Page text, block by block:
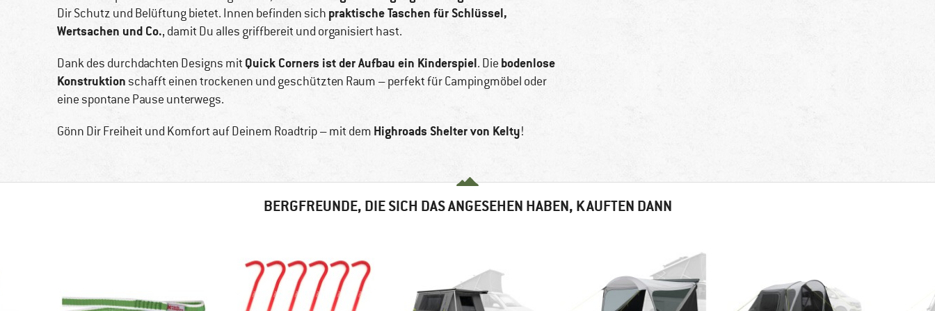
Dir Schutz und Belüftung bietet. Innen befinden sich praktische Taschen für Schlüssel,
Wertsachen und Co., damit Du alles griffbereit und organisiert hast.
Dank des durchdachten Designs mit Quick Corners ist der Aufbau ein Kinderspiel. Die bodenlose
Konstruktion schafft einen trockenen und geschützten Raum – perfekt für Campingmöbel oder
eine spontane Pause unterwegs.
Gönn Dir Freiheit und Komfort auf Deinem Roadtrip – mit dem Highroads Shelter von Kelty!
BERGFREUNDE, DIE SICH DAS ANGESEHEN HABEN, KAUFTEN DANN